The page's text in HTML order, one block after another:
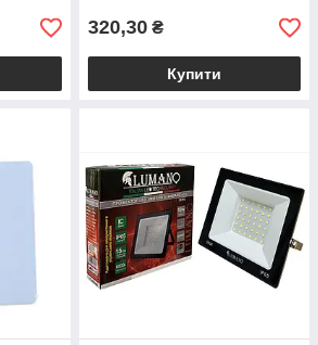
320,30 ₴
Купити